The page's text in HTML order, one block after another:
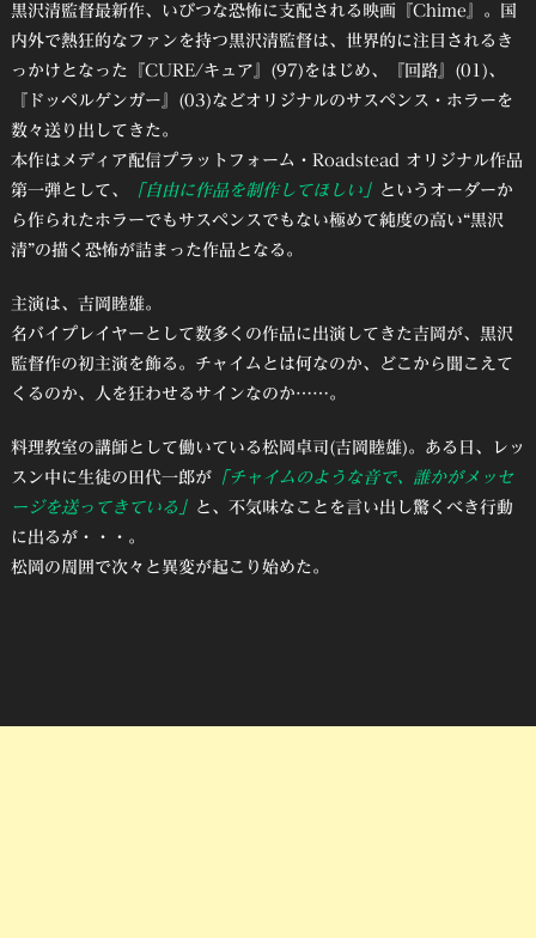
黒沢清監督最新作、いびつな恐怖に支配される映画『Chime』。国
内外で熱狂的なファンを持つ黒沢清監督は、世界的に注目されるき
っかけとなった『CURE/キュア』(97)をはじめ、『回路』(01)、
『ドッペルゲンガー』(03)などオリジナルのサスペンス・ホラーを
数々送り出してきた。
本作はメディア配信プラットフォーム・Roadstead オリジナル作品
第一弾として、
「自由に作品を制作してほしい」 というオーダーか
ら作られたホラーでもサスペンスでもない極めて純度の高い“黒沢
清”の描く恐怖が詰まった作品となる。
主演は、吉岡睦雄。
名バイプレイヤーとして数多くの作品に出演してきた吉岡が、黒沢
監督作の初主演を飾る。チャイムとは何なのか、どこから聞こえて
くるのか、人を狂わせるサインなのか……。
料理教室の講師として働いている松岡卓司(吉岡睦雄)。ある日、レッ
スン中に生徒の田代一郎が「チャイムのような音で、誰かがメッセ
ージを送ってきている」 と、不気味なことを言い出し驚くべき行動
に出るが・・・。
松岡の周囲で次々と異変が起こり始めた。